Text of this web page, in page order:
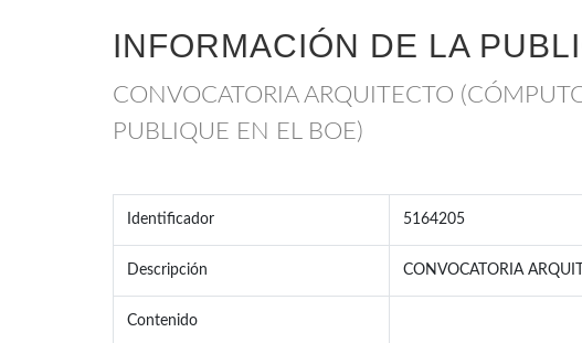
INFORMACIÓN DE LA
CONVOCATORIA ARQUITECTO
PUBLIQUE EN EL BOE)
Identificador 5164205
Descripción CONVOCATORIA
Contenido